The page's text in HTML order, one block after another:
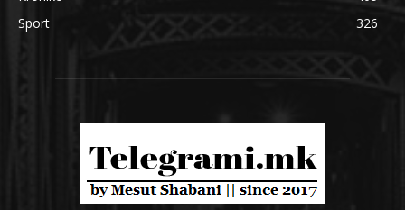
Sport
326